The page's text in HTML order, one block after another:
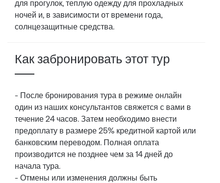
для прогулок, теплую одежду для прохладных
ночей и, в зависимости от времени года,
солнцезащитные средства.
Как забронировать этот тур
- После бронирования тура в режиме онлайн
один из наших консультантов свяжется с вами в
течение 24 часов. Затем необходимо внести
предоплату в размере 25% кредитной картой или
банковским переводом. Полная оплата
производится не позднее чем за 14 дней до
начала тура.
- Отмены или изменения должны быть